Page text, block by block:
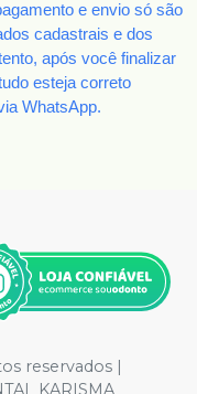
e envio só são
cadastrais e dos
após você finalizar
esteja correto
WhatsApp.
reservados |
KARISMA